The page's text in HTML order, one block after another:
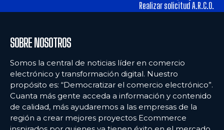
Ecommercenews
PERÚ
ARGENTINA
BOLIVIA
CHILE
Ecommercenews
PERÚ
ARGENTINA
BOLIVIA
CHILE
Realizar solicitud A.R.C.O.
SOBRE NOSOTROS
Somos la central de noticias líder en comercio
electrónico y transformación digital. Nuestro
propósito es: “Democratizar el comercio electrónico”.
Cuanta más gente acceda a información y contenido
de calidad, más ayudaremos a las empresas de la
región a crear mejores proyectos Ecommerce